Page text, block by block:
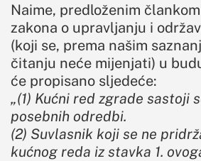
Naime, predloženim
zakona o upravljanju i
(koji se, prema našim
čitanju neće mijenjati) u
će propisano sljedeće:
„(1) Kućni red zgrade sastoji
posebnih odredbi.
(2) Suvlasnik koji se ne
kućnog reda iz stavka 1.